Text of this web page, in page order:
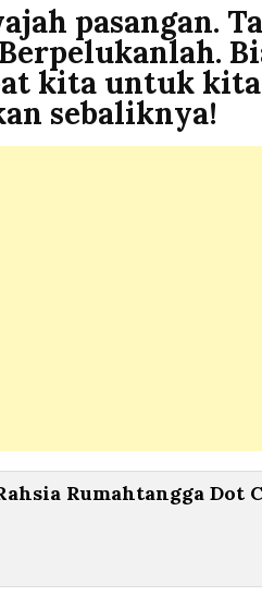
pasangan.
kita untuk kita
sebaliknya!
Rumahtangga Dot